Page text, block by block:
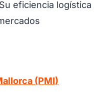
eficiencia logística
(PMI)